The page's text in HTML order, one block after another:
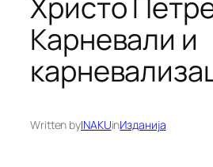
Карневали и
Written byINAKUinИзданија